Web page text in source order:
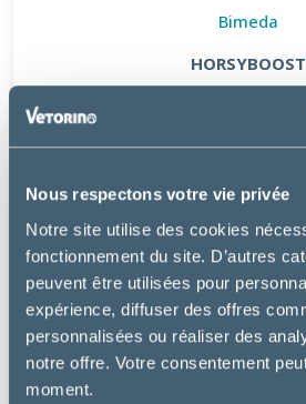
Nous respectons votre vie privée
Notre site utilise des cookies
fonctionnement du site. D’autres
peuvent être utilisées pour
expérience, diffuser des offres
personnalisées ou réaliser des
notre offre. Votre consentement
moment.
Bimeda
HORSYBOOST